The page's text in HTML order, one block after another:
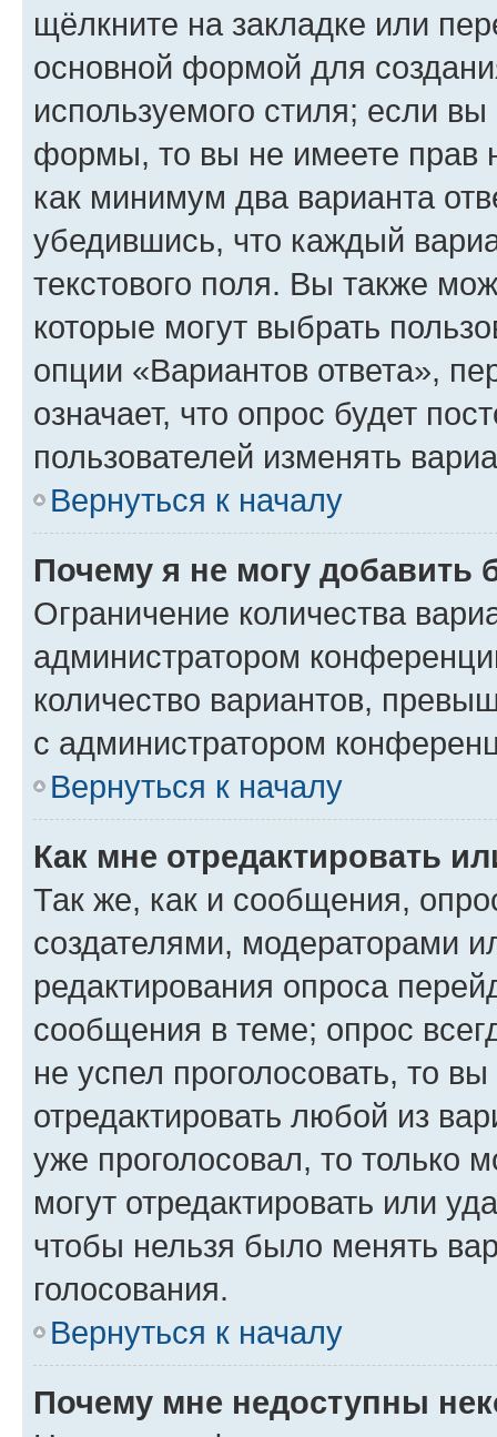
щёлкните на закладке или
основной формой для
используемого стиля; если
формы, то вы не имеете прав
как минимум два варианта
убедившись, что каждый
текстового поля. Вы также
которые могут выбрать
опции «Вариантов ответа»,
означает, что опрос будет
пользователей изменять
Вернуться к началу
Почему я не могу добавить
Ограничение количества
администратором
количество вариантов,
с администратором
Вернуться к началу
Как мне отредактировать
Так же, как и сообщения,
создателями, модераторами
редактирования опроса
сообщения в теме; опрос
не успел проголосовать, то
отредактировать любой из
уже проголосовал, то только
могут отредактировать или
чтобы нельзя было менять
голосования.
Вернуться к началу
Почему мне недоступны